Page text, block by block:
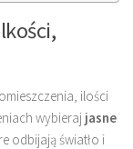
ilości
wybieraj jasne
odbijają światło i